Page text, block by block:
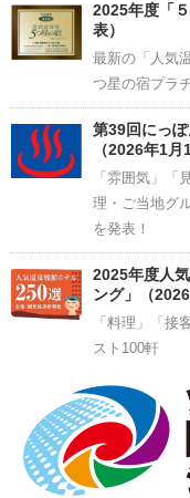
2025年度「
表）
最新の「人気
つ星の宿プラ
第39回にっ
（2026年1月
「雰囲気」「
理・ご当地グ
を発表！
2025年度人
ング」（
「料理」「接
スト100軒